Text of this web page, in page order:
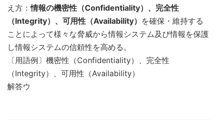
え方：情報の機密性（Confidentiality）、完全性
（Integrity）、可用性（Availability） を確保・維持する
ことによって様々な脅威から情報システム及び情報を保護
し情報システムの信頼性を高める。
〔用語例〕機密性（Confidentiality）、完全性
（Integrity）、可用性（Availability）
解答ウ